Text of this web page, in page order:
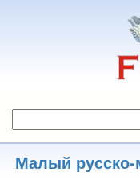
Малый русско-